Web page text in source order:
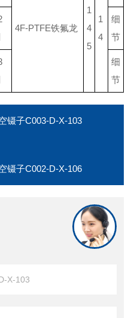
4F-PTFE铁氟龙
1
4
5
1
4
细
节
细
节
镊子C003-D-X-103
镊子C002-D-X-106